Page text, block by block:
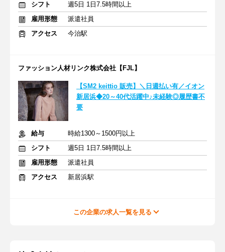
シフト
週5日 1日7.5時間以上
雇用形態
派遣社員
アクセス
今治駅
ファッション人材リンク株式会社【FJL】
【SM2 keittio 販売】＼日週払い有／イオン
新居浜◆20～40代活躍中♪未経験◎履歴書不
要
給与
時給1300～1500円以上
シフト
週5日 1日7.5時間以上
雇用形態
派遣社員
アクセス
新居浜駅
この企業の求人一覧を見る